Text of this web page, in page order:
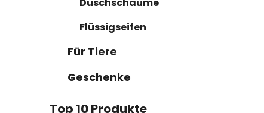
Flüssigseifen
Für Tiere
Geschenke
Top 10 Produkte